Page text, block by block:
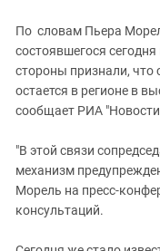
СКФО
Чечня
Южная Осетия
Южный Кавказ
ЮФО
По словам Пьера
состоявшегося
стороны признали, что
остается в регионе в
сообщает РИА
"В этой связи
механизм
Морель на пресс-
консультаций.